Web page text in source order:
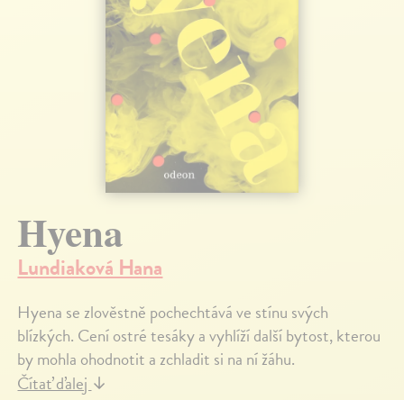
Hyena
Lundiaková Hana
Hyena se zlověstně pochechtává ve stínu svých
blízkých. Cení ostré tesáky a vyhlíží další bytost, kterou
by mohla ohodnotit a zchladit si na ní žáhu.
Čítať ďalej ↓